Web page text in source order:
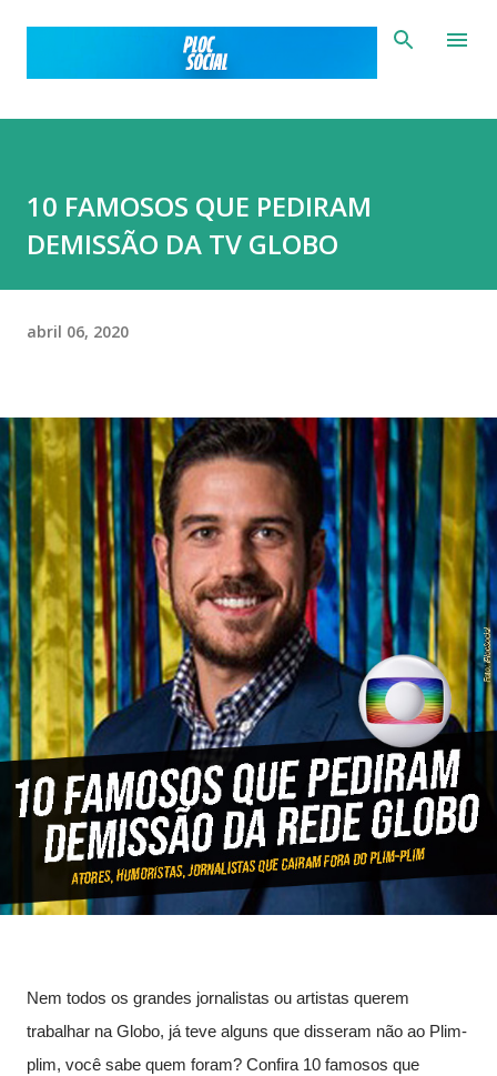
Pular para o conteúdo principal
10 FAMOSOS QUE PEDIRAM
DEMISSÃO DA TV GLOBO
abril 06, 2020
Nem todos os grandes jornalistas ou artistas querem
trabalhar na Globo, já teve alguns que disseram não ao Plim-
plim, você sabe quem foram? Confira 10 famosos que